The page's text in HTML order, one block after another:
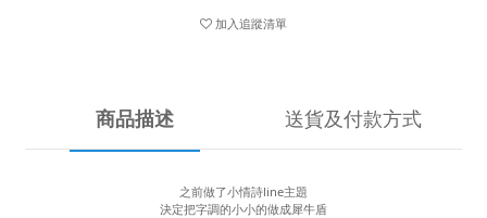
加入追蹤清單
商品描述 送貨及付款方式
之前做了小情詩line主題
決定把字調的小小的做成犀牛盾